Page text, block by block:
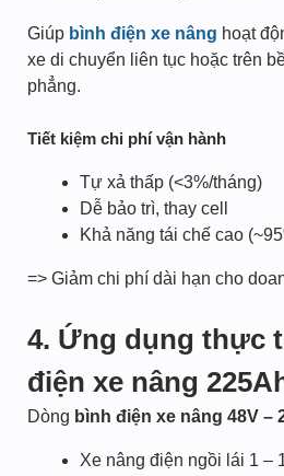
Giúp bình điện xe nâng hoạt
xe di chuyển liên tục hoặc trên
phẳng.
Tiết kiệm chi phí vận hành
Tự xả thấp (<3%/tháng)
Dễ bảo trì, thay cell
Khả năng tái chế cao
=> Giảm chi phí dài hạn cho
4. Ứng dụng thực
điện xe nâng
Dòng bình điện xe nâng 48V –
Xe nâng điện ngồi lái 1 –